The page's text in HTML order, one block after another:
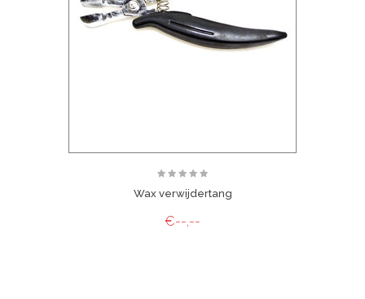
Wax verwijdertang
€--,--